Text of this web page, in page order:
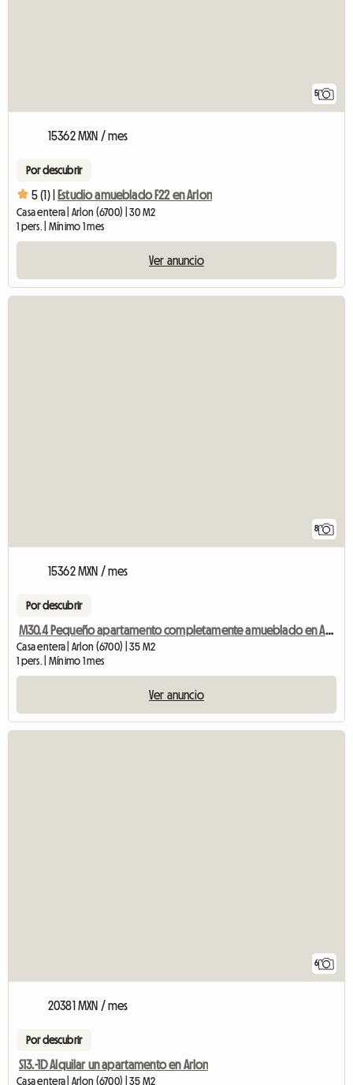
5
15362 MXN / mes
Por descubrir
5 (1) | Estudio amueblado F22 en Arlon
Casa entera | Arlon (6700) | 30 M2
1 pers. | Mínimo 1 mes
Ver anuncio
8
15362 MXN / mes
Por descubrir
M30.4 Pequeño apartamento completamente amueblado en Arlon City
Casa entera | Arlon (6700) | 35 M2
1 pers. | Mínimo 1 mes
Ver anuncio
6
20381 MXN / mes
Por descubrir
S13.-1D Alquilar un apartamento en Arlon
Casa entera | Arlon (6700) | 35 M2